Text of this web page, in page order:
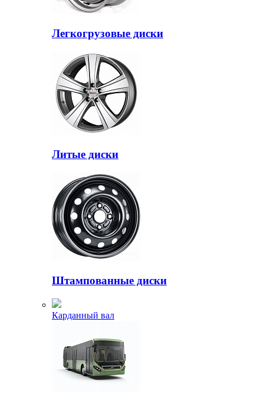
Легкогрузовые диски
Литые диски
Штампованные диски
Карданный вал